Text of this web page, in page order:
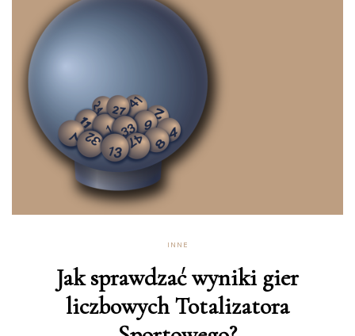
INNE
Jak sprawdzać wyniki gier
liczbowych Totalizatora